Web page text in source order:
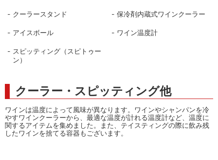
クーラースタンド 保冷剤内蔵式ワインクーラー
アイスボール ワイン温度計
スピッティング（スピトゥー
ン）
クーラー・スピッティング他
ワインは温度によって風味が異なります。ワインやシャンパンを冷
やすワインクーラーから、最適な温度が計れる温度計など、温度に
関するアイテムを集めました。また、テイスティングの際に飲み残
したワインを捨てる容器もございます。